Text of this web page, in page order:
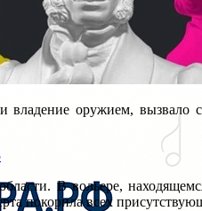
владение оружием, вызвало
В вольере,
покорила всех